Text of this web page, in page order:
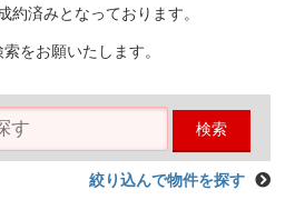
約済みとなっております。
をお願いたします。
検索
絞り込んで物件を探す